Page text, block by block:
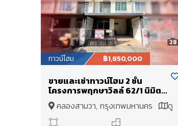
28
ทาวน์โฮม ฿1,850,000
ขายและเช่าทาวน์โฮม 2 ชั้น
โครงการพฤกษาวิลล์ 62/1 นิมิต
ใหม่ ต่อเติมครบ หลังคาโรงจอด
รถ กันแดดกันฝน เคาน์เตอร์ครัว
พร้อมใช้งาน
คลองสามวา, กรุงเทพมหานคร
ดู
แผนที่